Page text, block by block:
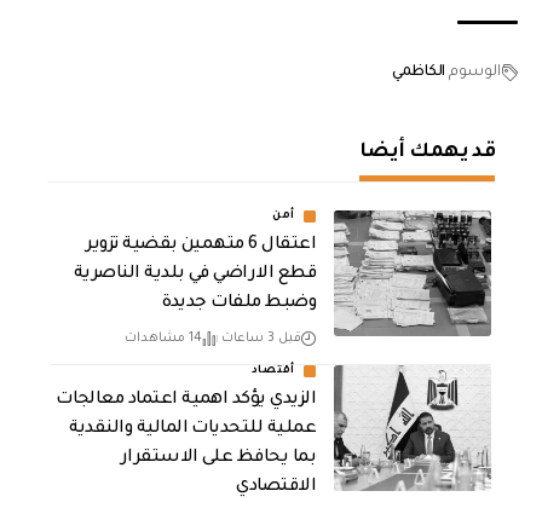
الوسوم الكاظمي
قد يهمك أيضا
أمن
اعتقال 6 متهمين بقضية تزوير
قطع الاراضي في بلدية الناصرية
وضبط ملفات جديدة
قبل 3 ساعات 14 مشاهدات
أقتصاد
الزيدي يؤكد اهمية اعتماد معالجات
عملية للتحديات المالية والنقدية
بما يحافظ على الاستقرار
الاقتصادي